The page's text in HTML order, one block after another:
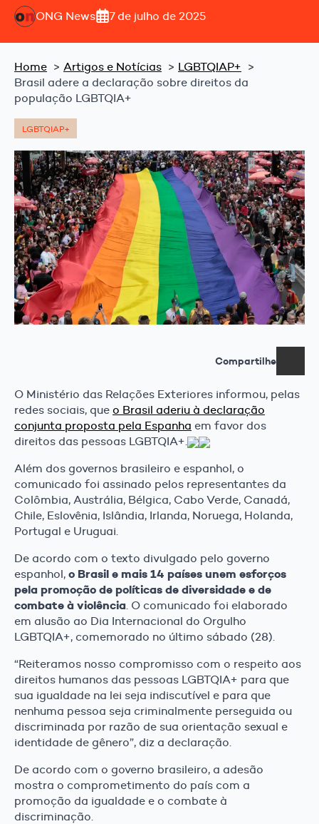
ONG News 7 de julho de 2025
Home Artigos e Notícias
LGBTQIAP+
Brasil adere a declaração sobre direitos da
população LGBTQIA+
LGBTQIAP+
Compartilhe
O Ministério das Relações Exteriores informou, pelas
redes sociais, que o Brasil aderiu à declaração
conjunta proposta pela Espanha em favor dos
direitos das pessoas LGBTQIA+.
Além dos governos brasileiro e espanhol, o
comunicado foi assinado pelos representantes da
Colômbia, Austrália, Bélgica, Cabo Verde, Canadá,
Chile, Eslovênia, Islândia, Irlanda, Noruega, Holanda,
Portugal e Uruguai.
De acordo com o texto divulgado pelo governo
espanhol, o Brasil e mais 14 países unem esforços
pela promoção de políticas de diversidade e de
combate à violência . O comunicado foi elaborado
em alusão ao Dia Internacional do Orgulho
LGBTQIA+, comemorado no último sábado (28).
“Reiteramos nosso compromisso com o respeito aos
direitos humanos das pessoas LGBTQIA+ para que
sua igualdade na lei seja indiscutível e para que
nenhuma pessoa seja criminalmente perseguida ou
discriminada por razão de sua orientação sexual e
identidade de gênero”, diz a declaração.
De acordo com o governo brasileiro, a adesão
mostra o comprometimento do país com a
promoção da igualdade e o combate à
discriminação.